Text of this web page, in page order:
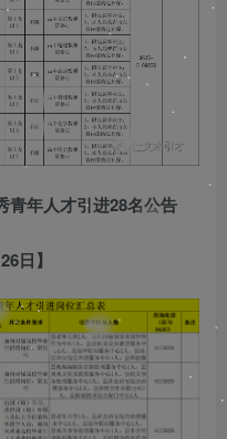
青年人才引进28名公告
日】